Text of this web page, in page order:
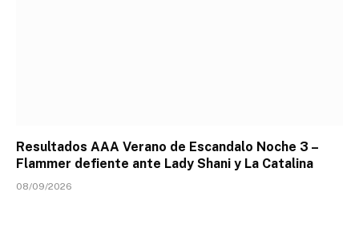
Resultados AAA Verano de Escandalo Noche 3 –
Flammer defiente ante Lady Shani y La Catalina
08/09/2026